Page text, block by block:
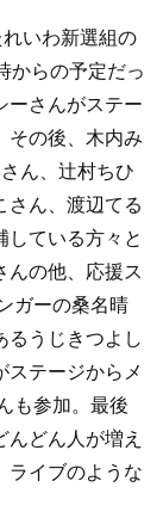
いわ新選組の
からの予定だっ
ーさんがステー
その後、木内み
ん、辻村ちひ
さん、渡辺てる
ている方々と
んの他、応援ス
ガーの桑名晴
るうじきつよし
テージからメ
も参加。最後
どん人が増え
ライブのような